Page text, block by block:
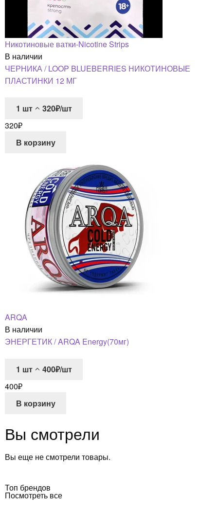
Никотиновые ватки-Nicotine Strips
В наличии
ЧЕРНИКА / LOOP BLUEBERRIES НИКОТИНОВЫЕ
ПЛАСТИНКИ 12 МГ
1 шт
320₽/шт
320₽
В корзину
ARQA
В наличии
ЭНЕРГЕТИК / ARQA Energy(70мг)
1 шт
400₽/шт
400₽
В корзину
Вы смотрели
Вы еще не смотрели товары.
Топ брендов
Посмотреть все